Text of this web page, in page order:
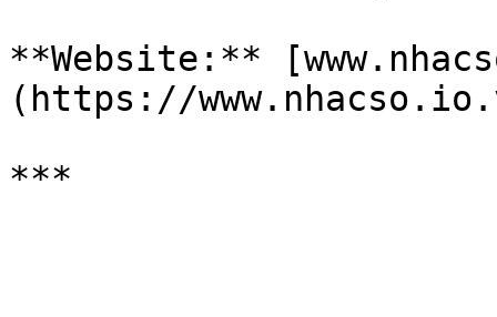
**Website:**
(https://